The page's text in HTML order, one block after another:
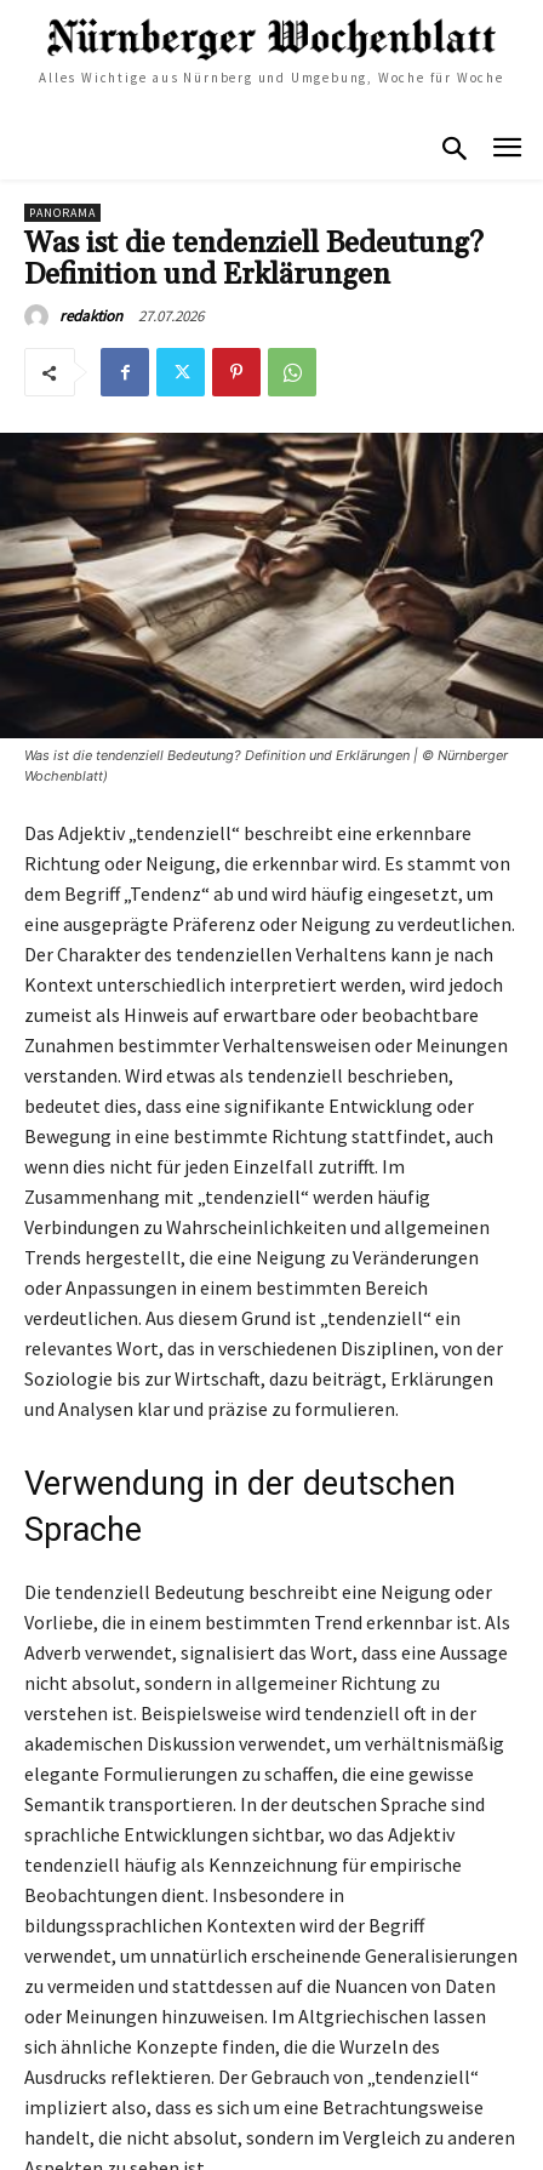
Alles Wichtige aus Nürnberg und Umgebung, Woche für Woche
PANORAMA
Was ist die tendenziell Bedeutung?
Definition und Erklärungen
redaktion 27.07.2026
Was ist die tendenziell Bedeutung? Definition und Erklärungen | © Nürnberger
Wochenblatt)
Das Adjektiv „tendenziell“ beschreibt eine erkennbare
Richtung oder Neigung, die erkennbar wird. Es stammt von
dem Begriff „Tendenz“ ab und wird häufig eingesetzt, um
eine ausgeprägte Präferenz oder Neigung zu verdeutlichen.
Der Charakter des tendenziellen Verhaltens kann je nach
Kontext unterschiedlich interpretiert werden, wird jedoch
zumeist als Hinweis auf erwartbare oder beobachtbare
Zunahmen bestimmter Verhaltensweisen oder Meinungen
verstanden. Wird etwas als tendenziell beschrieben,
bedeutet dies, dass eine signifikante Entwicklung oder
Bewegung in eine bestimmte Richtung stattfindet, auch
wenn dies nicht für jeden Einzelfall zutrifft. Im
Zusammenhang mit „tendenziell“ werden häufig
Verbindungen zu Wahrscheinlichkeiten und allgemeinen
Trends hergestellt, die eine Neigung zu Veränderungen
oder Anpassungen in einem bestimmten Bereich
verdeutlichen. Aus diesem Grund ist „tendenziell“ ein
relevantes Wort, das in verschiedenen Disziplinen, von der
Soziologie bis zur Wirtschaft, dazu beiträgt, Erklärungen
und Analysen klar und präzise zu formulieren.
Verwendung in der deutschen
Sprache
Die tendenziell Bedeutung beschreibt eine Neigung oder
Vorliebe, die in einem bestimmten Trend erkennbar ist. Als
Adverb verwendet, signalisiert das Wort, dass eine Aussage
nicht absolut, sondern in allgemeiner Richtung zu
verstehen ist. Beispielsweise wird tendenziell oft in der
akademischen Diskussion verwendet, um verhältnismäßig
elegante Formulierungen zu schaffen, die eine gewisse
Semantik transportieren. In der deutschen Sprache sind
sprachliche Entwicklungen sichtbar, wo das Adjektiv
tendenziell häufig als Kennzeichnung für empirische
Beobachtungen dient. Insbesondere in
bildungssprachlichen Kontexten wird der Begriff
verwendet, um unnatürlich erscheinende Generalisierungen
zu vermeiden und stattdessen auf die Nuancen von Daten
oder Meinungen hinzuweisen. Im Altgriechischen lassen
sich ähnliche Konzepte finden, die die Wurzeln des
Ausdrucks reflektieren. Der Gebrauch von „tendenziell“
impliziert also, dass es sich um eine Betrachtungsweise
handelt, die nicht absolut, sondern im Vergleich zu anderen